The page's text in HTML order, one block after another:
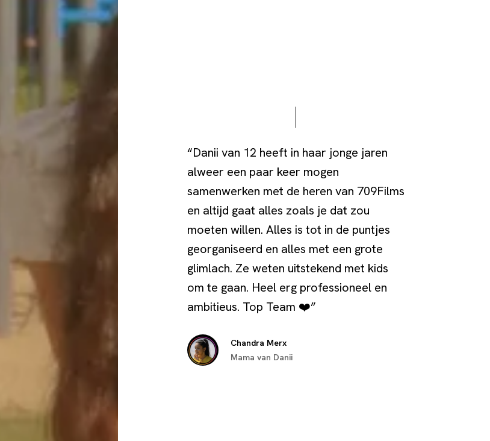
“Danii van 12 heeft in haar jonge jaren
alweer een paar keer mogen
samenwerken met de heren van 709Films
en altijd gaat alles zoals je dat zou
moeten willen. Alles is tot in de puntjes
georganiseerd en alles met een grote
glimlach. Ze weten uitstekend met kids
om te gaan. Heel erg professioneel en
ambitieus. Top Team ❤️”
Chandra Merx
Mama van Danii